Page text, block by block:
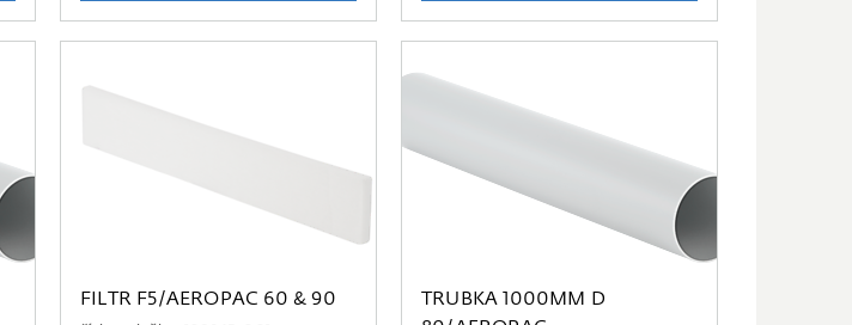
FILTR F5/AEROPAC 60 & 90
TRUBKA 1000MM D